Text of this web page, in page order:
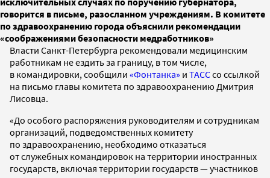
говорится в письме, разосланном учреждениям. В комитете
по здравоохранению города объяснили рекомендации
«соображениями безопасности медработников»
Власти Санкт-Петербурга рекомендовали медицинским
работникам не ездить за границу, в том числе,
в командировки, сообщили «Фонтанка» и ТАССсо ссылкой
на письмо главы комитета по здравоохранению Дмитрия
Лисовца.
«До особого распоряжения руководителям и сотрудникам
организаций, подведомственных комитету
по здравоохранению, необходимо отказаться
от служебных командировок на территории иностранных
государств, включая территории государств — участников